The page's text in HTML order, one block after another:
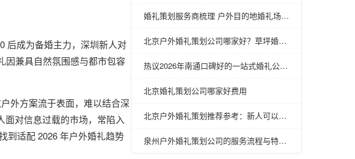
后成为备婚主力，深圳新人对
因兼具自然氛围感与都市包容
外方案流于表面，难以结合深
对信息过载的市场，常陷入
到适配 2026 年户外婚礼趋势
婚礼策划服务商梳理 户外目的地婚礼场景
北京户外婚礼策划公司哪家好？草坪婚礼
热议2026年南通口碑好的一站式婚礼公
北京婚礼策划公司哪家好费用
北京户外婚礼策划推荐参考：新人可以从
泉州户外婚礼策划公司的服务流程与特色